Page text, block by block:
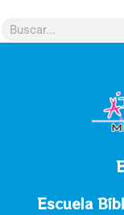
Escuela